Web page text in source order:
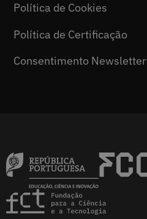
Política de Cookies
Política de Certificação
Consentimento Newsletter